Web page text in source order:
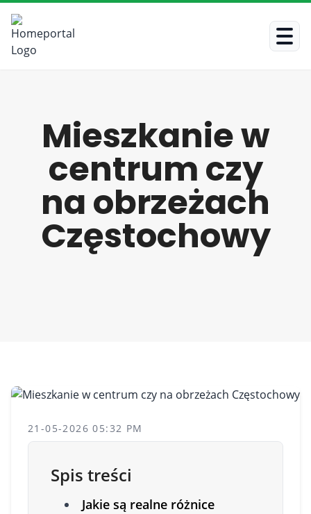
Mieszkanie w
centrum czy
na obrzeżach
Częstochowy
21-05-2026 05:32 PM
Spis treści
Jakie są realne różnice